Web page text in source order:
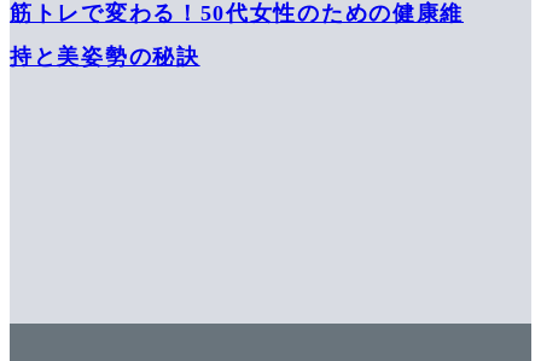
筋トレで変わる！50代女性のための健康維
持と美姿勢の秘訣